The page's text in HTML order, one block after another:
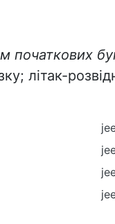
початкових
літак-